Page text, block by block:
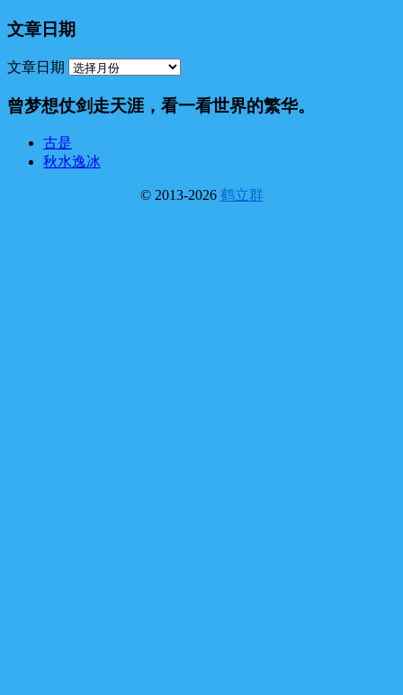
文章日期
文章日期
曾梦想仗剑走天涯，看一看世界的繁华。
古是
秋水逸冰
© 2013-2026 鹤立群